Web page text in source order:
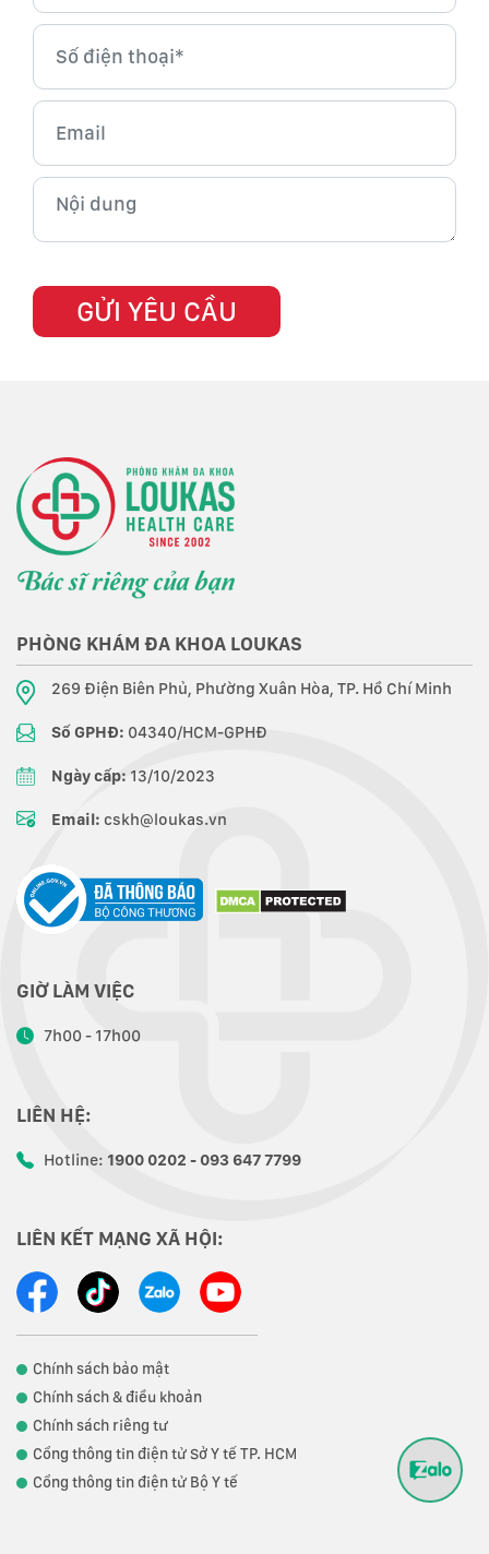
PHÒNG KHÁM ĐA KHOA LOUKAS
269 Điện Biên Phủ, Phường Xuân Hòa, TP. Hồ Chí Minh
Số GPHĐ: 04340/HCM-GPHĐ
Ngày cấp: 13/10/2023
Email: cskh@loukas.vn
GIỜ LÀM VIỆC
7h00 - 17h00
LIÊN HỆ:
Hotline: 1900 0202 - 093 647 7799
LIÊN KẾT MẠNG XÃ HỘI:
Chính sách bảo mật
Chính sách & điều khoản
Chính sách riêng tư
Cổng thông tin điện tử Sở Y tế TP. HCM
Cổng thông tin điện tử Bộ Y tế